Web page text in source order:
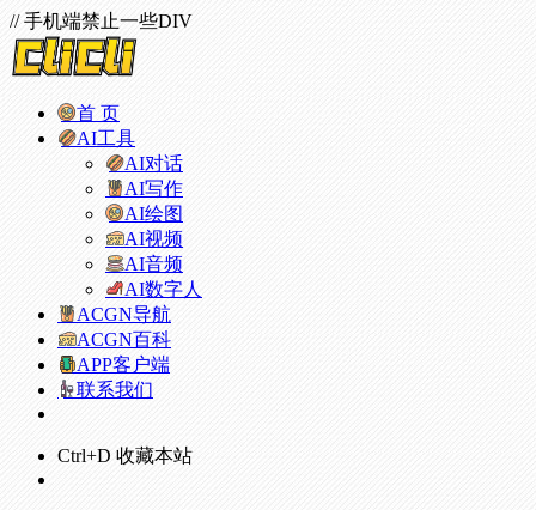
// 手机端禁止一些DIV
首 页
AI工具
AI对话
AI写作
AI绘图
AI视频
AI音频
AI数字人
ACGN导航
ACGN百科
APP客户端
联系我们
Ctrl+D 收藏本站